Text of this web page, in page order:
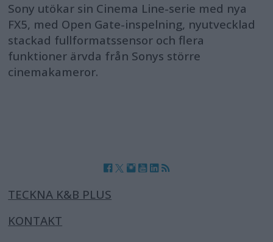
Sony utökar sin Cinema Line-serie med nya
FX5, med Open Gate-inspelning, nyutvecklad
stackad fullformatssensor och flera
funktioner ärvda från Sonys större
cinemakameror.
TECKNA K&B PLUS
KONTAKT